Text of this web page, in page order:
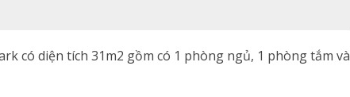
có diện tích 31m2 gồm có 1 phòng ngủ, 1 phòng tắm và